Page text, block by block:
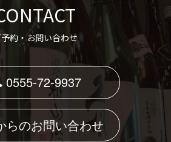
予約・お問い合わせ
0555-72-9937
らのお問い合わせ